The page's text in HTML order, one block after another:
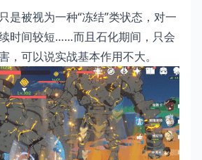
是被视为一种“冻结”类状态，对一
时间较短……而且石化期间，只会
，可以说实战基本作用不大。